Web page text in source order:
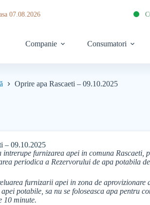
07.08.2026
Companie Consumatori
Oprire apa Rascaeti – 09.10.2025
– 09.10.2025
intrerupe furnizarea apei in comuna
periodica a Rezervorului de apa potabila
furnizarii apei in zona de aprovizionare
potabile, sa nu se foloseasca apa pentru
10 minute.